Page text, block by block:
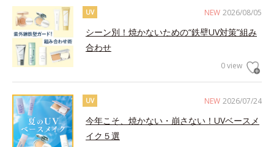
NEW 2026/08/05
UV
シーン別！焼かないための“鉄壁UV対策”組み
合わせ
0 view
NEW 2026/07/24
UV
今年こそ、焼かない・崩さない！UVベースメ
イク５選